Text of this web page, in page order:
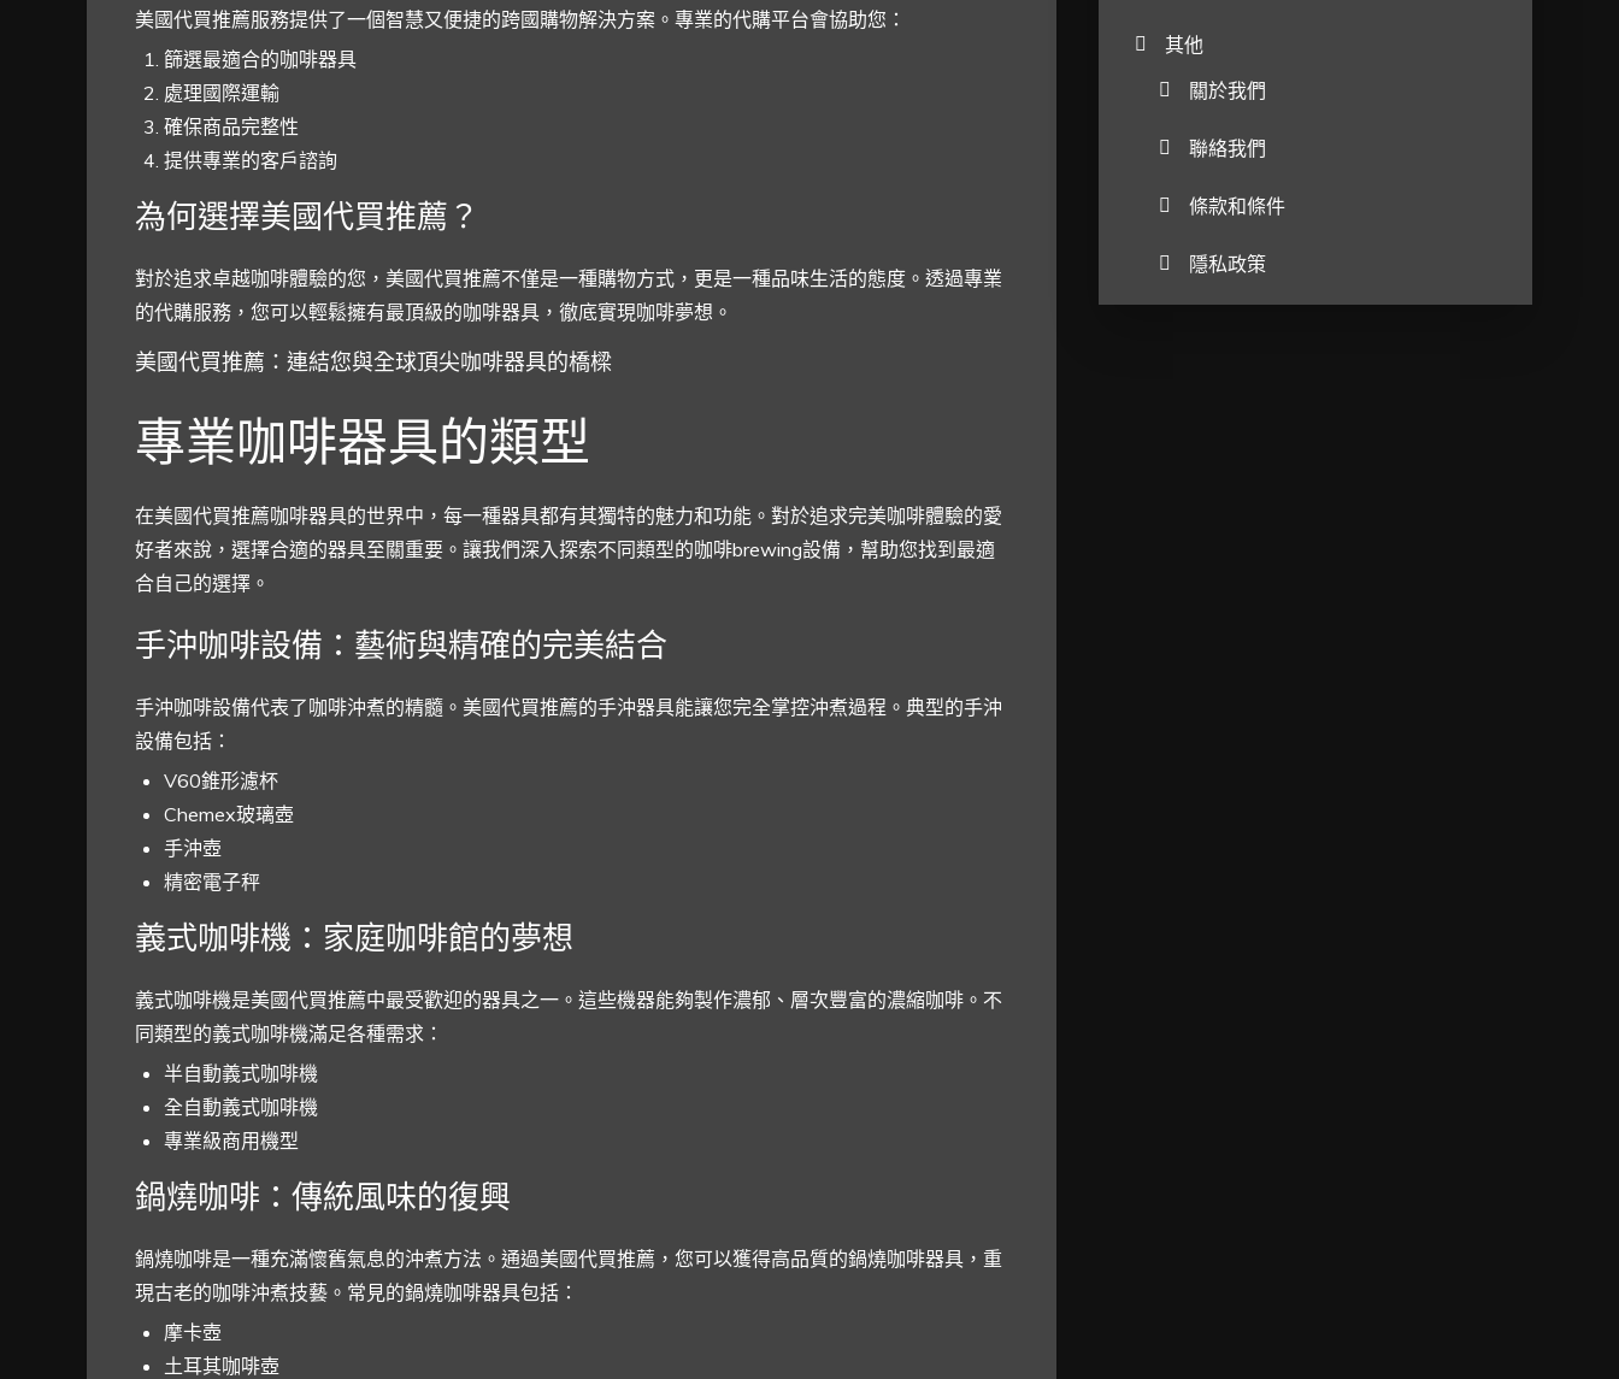
美國代買推薦服務提供了一個智慧又便捷的跨國購物解決方案。專業的代購平台會協助您：
篩選最適合的咖啡器具
處理國際運輸
確保商品完整性
提供專業的客戶諮詢
為何選擇美國代買推薦？
對於追求卓越咖啡體驗的您，美國代買推薦不僅是一種購物方式，更是一種品味生活的態度。透過專業
的代購服務，您可以輕鬆擁有最頂級的咖啡器具，徹底實現咖啡夢想。
美國代買推薦：連結您與全球頂尖咖啡器具的橋樑
專業咖啡器具的類型
在美國代買推薦咖啡器具的世界中，每一種器具都有其獨特的魅力和功能。對於追求完美咖啡體驗的愛
好者來說，選擇合適的器具至關重要。讓我們深入探索不同類型的咖啡brewing設備，幫助您找到最適
合自己的選擇。
手沖咖啡設備：藝術與精確的完美結合
手沖咖啡設備代表了咖啡沖煮的精髓。美國代買推薦的手沖器具能讓您完全掌控沖煮過程。典型的手沖
設備包括：
V60錐形濾杯
Chemex玻璃壺
手沖壺
精密電子秤
義式咖啡機：家庭咖啡館的夢想
義式咖啡機是美國代買推薦中最受歡迎的器具之一。這些機器能夠製作濃郁、層次豐富的濃縮咖啡。不
同類型的義式咖啡機滿足各種需求：
半自動義式咖啡機
全自動義式咖啡機
專業級商用機型
鍋燒咖啡：傳統風味的復興
鍋燒咖啡是一種充滿懷舊氣息的沖煮方法。通過美國代買推薦，您可以獲得高品質的鍋燒咖啡器具，重
現古老的咖啡沖煮技藝。常見的鍋燒咖啡器具包括：
摩卡壺
土耳其咖啡壺
其他
關於我們
聯絡我們
條款和條件
隱私政策